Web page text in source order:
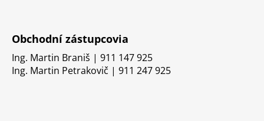
Obchodní zástupcovia
Ing. Martin Braniš | 911 147 925
Ing. Martin Petrakovič | 911 247 925